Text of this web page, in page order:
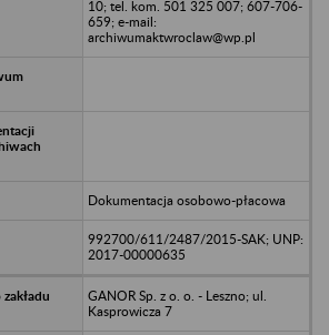
10; tel. kom. 501 325 007; 607-706-
659; e-mail:
archiwumaktwroclaw@wp.pl
Dokumentacja osobowo-płacowa
992700/611/2487/2015-SAK; UNP:
2017-00000635
GANOR Sp. z o. o. - Leszno; ul.
Kasprowicza 7